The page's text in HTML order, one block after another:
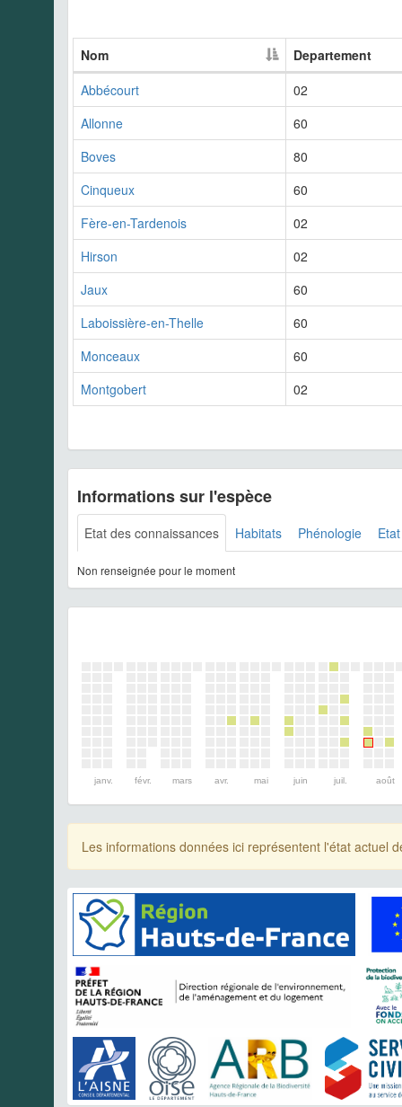
Nom
Departement
Abbécourt
02
Allonne
60
Boves
80
Cinqueux
60
Fère-en-Tardenois
02
Hirson
02
Jaux
60
Laboissière-en-Thelle
60
Monceaux
60
Montgobert
02
Informations sur l'espèce
Etat des connaissances Habitats Phénologie
Non renseignée pour le moment
janv. févr. mars avr. mai juin juil. août
Les informations données ici représentent l'état actuel